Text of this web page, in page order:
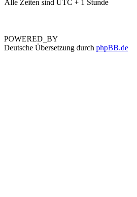
Alle Zeiten sind UTC + 1 Stunde
POWERED_BY
Deutsche Übersetzung durch phpBB.de